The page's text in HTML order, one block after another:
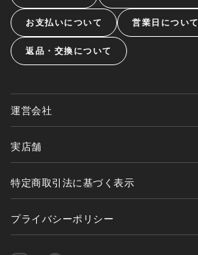
お支払いについて 営業日について
返品・交換について
運営会社
実店舗
特定商取引法に基づく表示
プライバシーポリシー